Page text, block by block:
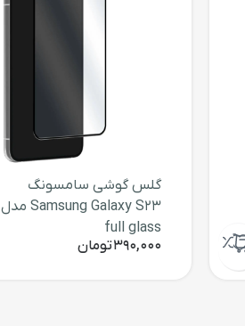
گلس گوشی سامسونگ
Samsung Galaxy S23 مدل
full glass
390,000تومان